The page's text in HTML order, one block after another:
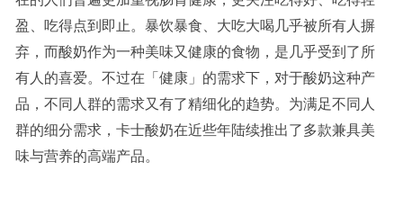
盈、吃得点到即止。暴饮暴食、大吃大喝几乎被所有人摒
弃，而酸奶作为一种美味又健康的食物，是几乎受到了所
有人的喜爱。不过在「健康」的需求下，对于酸奶这种产
品，不同人群的需求又有了精细化的趋势。为满足不同人
群的细分需求，卡士酸奶在近些年陆续推出了多款兼具美
味与营养的高端产品。